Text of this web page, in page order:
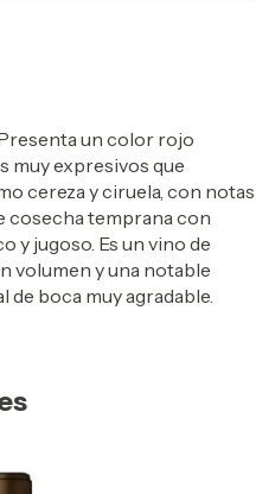
un color rojo
muy expresivos que
cereza y ciruela, con notas
cosecha temprana con
y jugoso. Es un vino de
volumen y una notable
boca muy agradable.